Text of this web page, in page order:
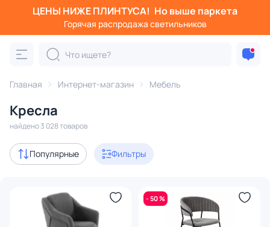
ЦЕНЫ НИЖЕ ПЛИНТУСА! Но выше паркета
Горячая распродажа светильников
Главная Интернет-магазин Мебель
Кресла
найдено 3 028 товаров
Популярные Фильтры
- 50 %
Фильтры
Категория: Кресла
с ушами высокие кресло-качалка
Акции 405
с 3D-моделями
Доставка